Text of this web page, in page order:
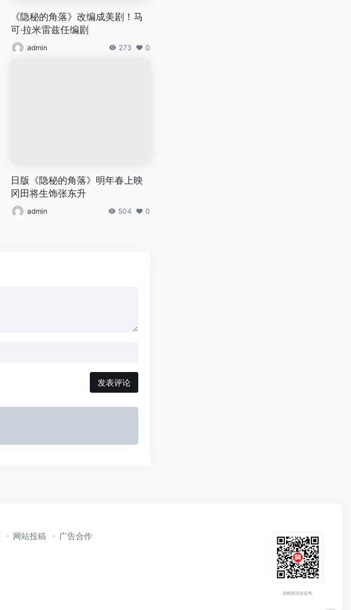
《隐秘的角落》改编成美剧！马
可·拉米雷兹任编剧
admin 273 0
日版《隐秘的角落》明年春上映
冈田将生饰张东升
admin 504 0
发表评论
网站投稿 广告合作
扫码关注公众号